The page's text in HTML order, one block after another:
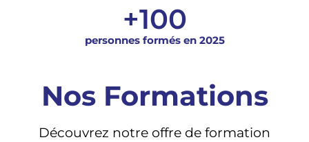
personnes formés en 2025
+100
Nos Formations
Découvrez notre offre de formation